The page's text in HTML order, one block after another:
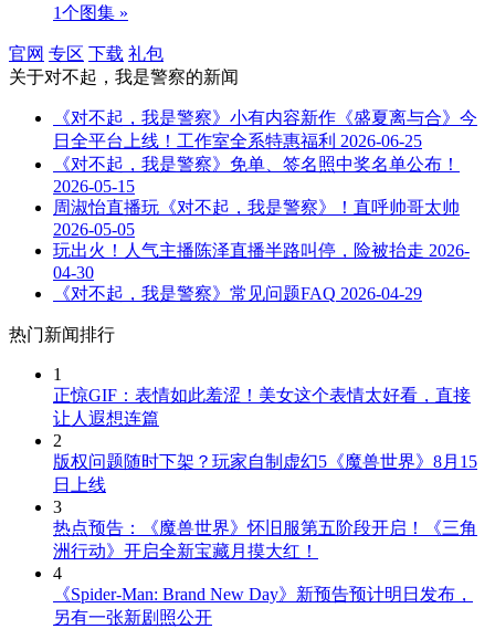
1个图集 »
官网 专区 下载 礼包
关于对不起，我是警察的新闻
《对不起，我是警察》小有内容新作《盛夏离与合》今
日全平台上线！工作室全系特惠福利 2026-06-25
《对不起，我是警察》免单、签名照中奖名单公布！
2026-05-15
周淑怡直播玩《对不起，我是警察》！直呼帅哥太帅
2026-05-05
玩出火！人气主播陈泽直播半路叫停，险被抬走 2026-
04-30
《对不起，我是警察》常见问题FAQ 2026-04-29
热门新闻排行
1
正惊GIF：表情如此羞涩！美女这个表情太好看，直接
让人遐想连篇
2
版权问题随时下架？玩家自制虚幻5《魔兽世界》8月15
日上线
3
热点预告：《魔兽世界》怀旧服第五阶段开启！《三角
洲行动》开启全新宝藏月摸大红！
4
《Spider-Man: Brand New Day》新预告预计明日发布，
另有一张新剧照公开